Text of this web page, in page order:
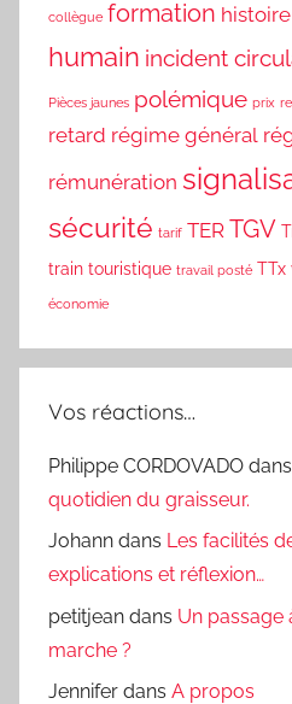
collègue formation histoire
humain incident
Pièces jaunes polémique prix
retard régime général
rémunération
sécurité tarif TER TGV
train touristique travail posté TTx
économie
Vos réactions…
Philippe CORDOVADO dans
quotidien du graisseur.
Johann dans Les facilités
explications et réflexion…
petitjean dans Un passage
marche ?
Jennifer dans A propos